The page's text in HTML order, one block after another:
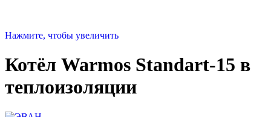
Нажмите, чтобы увеличить
Котёл Warmos Standart-15 в
теплоизоляции